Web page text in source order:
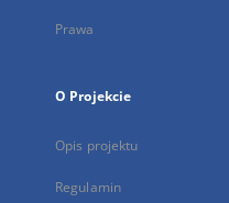
Prawa
O Projekcie
Opis projektu
Regulamin